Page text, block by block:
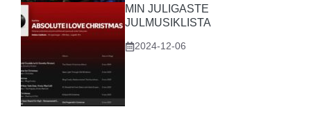
MIN JULIGASTE
JULMUSIKLISTA
2024-12-06